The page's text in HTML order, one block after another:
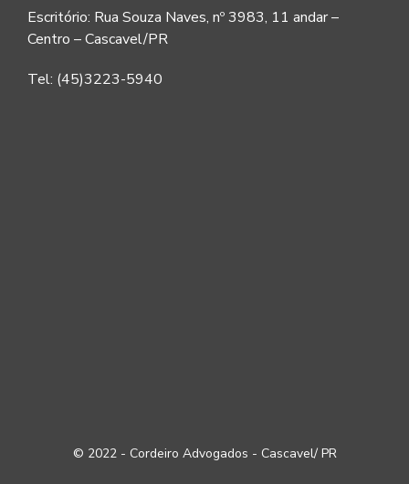
Escritório: Rua Souza Naves, nº 3983, 11 andar –
Centro – Cascavel/PR
Tel: (45)3223-5940
© 2022 - Cordeiro Advogados - Cascavel/ PR